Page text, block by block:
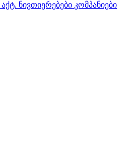
აქტ. ნივთიერებები კომპანიები